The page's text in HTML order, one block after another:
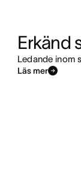
Erkänd
Ledande inom
Läs mer